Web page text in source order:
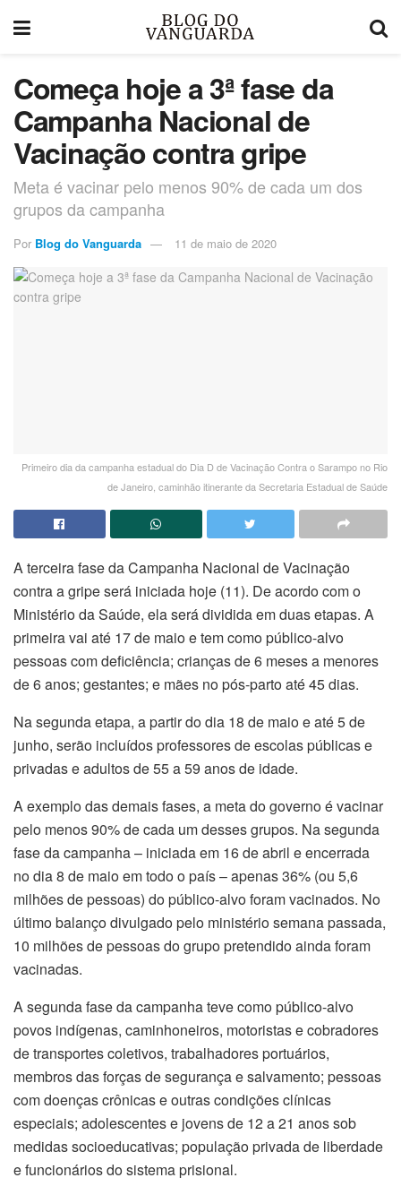
Começa hoje a 3ª fase da
Campanha Nacional de
Vacinação contra gripe
Meta é vacinar pelo menos 90% de cada um dos
grupos da campanha
Por Blog do Vanguarda 11 de maio de 2020
Primeiro dia da campanha estadual do Dia D de Vacinação Contra o Sarampo no Rio
de Janeiro, caminhão itinerante da Secretaria Estadual de Saúde
A terceira fase da Campanha Nacional de Vacinação
contra a gripe será iniciada hoje (11). De acordo com o
Ministério da Saúde, ela será dividida em duas etapas. A
primeira vai até 17 de maio e tem como público-alvo
pessoas com deficiência; crianças de 6 meses a menores
de 6 anos; gestantes; e mães no pós-parto até 45 dias.
Na segunda etapa, a partir do dia 18 de maio e até 5 de
junho, serão incluídos professores de escolas públicas e
privadas e adultos de 55 a 59 anos de idade.
A exemplo das demais fases, a meta do governo é vacinar
pelo menos 90% de cada um desses grupos. Na segunda
fase da campanha – iniciada em 16 de abril e encerrada
no dia 8 de maio em todo o país – apenas 36% (ou 5,6
milhões de pessoas) do público-alvo foram vacinados. No
último balanço divulgado pelo ministério semana passada,
10 milhões de pessoas do grupo pretendido ainda foram
vacinadas.
A segunda fase da campanha teve como público-alvo
povos indígenas, caminhoneiros, motoristas e cobradores
de transportes coletivos, trabalhadores portuários,
membros das forças de segurança e salvamento; pessoas
com doenças crônicas e outras condições clínicas
especiais; adolescentes e jovens de 12 a 21 anos sob
medidas socioeducativas; população privada de liberdade
e funcionários do sistema prisional.